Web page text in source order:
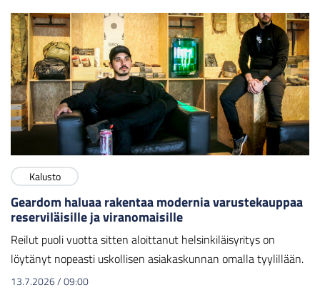
Kalusto
Geardom haluaa rakentaa modernia varustekauppaa
reserviläisille ja viranomaisille
Reilut puoli vuotta sitten aloittanut helsinkiläisyritys on
löytänyt nopeasti uskollisen asiakaskunnan omalla tyylillään.
13.7.2026/09:00